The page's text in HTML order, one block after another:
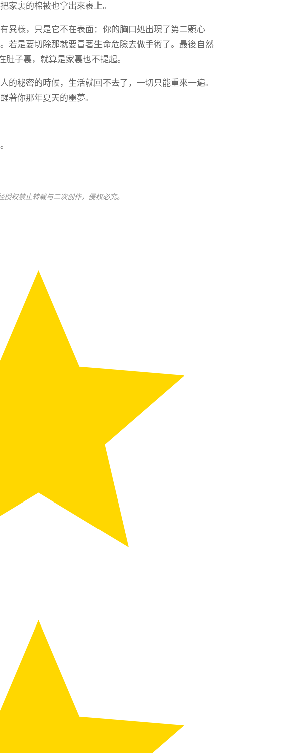
家裏的棉被也拿出來裹上。
異樣，只是它不在表面：你的胸口処出現了第二顆心
若是要切除那就要冒著生命危險去做手術了。最後自然
肚子裏，就算是家裏也不提起。
的秘密的時候，生活就回不去了，一切只能重來一遍。
著你那年夏天的噩夢。
权禁止转载与二次创作，侵权必究。